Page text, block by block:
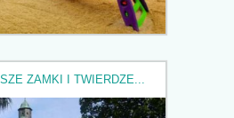
ZAMKI I TWIERDZE...